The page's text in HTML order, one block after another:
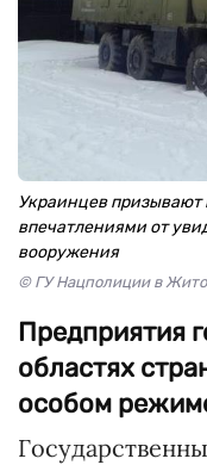
Украинцев призывают
впечатлениями от
вооружения
© ГУ Нацполиции в
Предприятия
областях
особом